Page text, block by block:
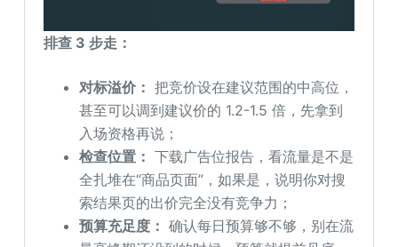
排查 3 步走：
对标溢价： 把竞价设在建议范围的中高位，
甚至可以调到建议价的 1.2-1.5 倍，先拿到
入场资格再说；
检查位置： 下载广告位报告，看流量是不是
全扎堆在“商品页面”，如果是，说明你对搜
索结果页的出价完全没有竞争力；
预算充足度： 确认每日预算够不够，别在流